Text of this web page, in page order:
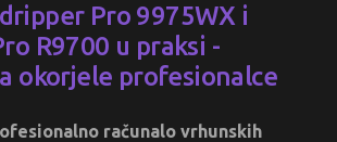
Pro 9975WX i
R9700 u praksi -
okorjele profesionalce
računalo vrhunskih